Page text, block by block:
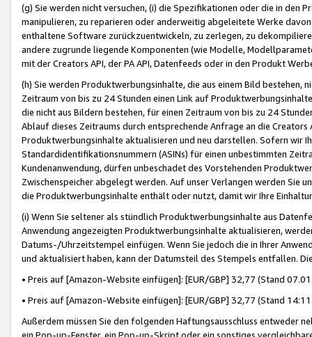
(g) Sie werden nicht versuchen, (i) die Spezifikationen oder die in
manipulieren, zu reparieren oder anderweitig abgeleitete Werke
enthaltene Software zurückzuentwickeln, zu zerlegen, zu
andere zugrunde liegende Komponenten (wie Modelle,
mit der Creators API, der PA API, Datenfeeds oder in den Produkt
(h) Sie werden Produktwerbungsinhalte, die aus einem Bild bestehen,
Zeitraum von bis zu 24 Stunden einen Link auf
die nicht aus Bildern bestehen, für einen Zeitraum von bis zu 24
Ablauf dieses Zeitraums durch entsprechende Anfrage an die
Produktwerbungsinhalte aktualisieren und neu darstellen. Sofern wir
Standardidentifikationsnummern (ASINs) für einen unbestimmten
Kundenanwendung, dürfen unbeschadet des Vorstehenden
Zwischenspeicher abgelegt werden. Auf unser Verlangen werden Sie
die Produktwerbungsinhalte enthält oder nutzt, damit wir Ihre
(i) Wenn Sie seltener als stündlich Produktwerbungsinhalte aus
Anwendung angezeigten Produktwerbungsinhalte aktualisieren,
Datums-/Uhrzeitstempel einfügen. Wenn Sie jedoch die in Ihrer
und aktualisiert haben, kann der Datumsteil des Stempels entfallen.
• Preis auf [Amazon-Website einfügen]: [EUR/GBP] 32,77 (Stand
• Preis auf [Amazon-Website einfügen]: [EUR/GBP] 32,77 (Stand
Außerdem müssen Sie den folgenden Haftungsausschluss entweder
ein Pop-up-Fenster, ein Pop-up-Skript oder ein sonstiges